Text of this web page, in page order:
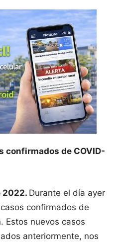
confirmados de COVID-
2022. Durante el día ayer
confirmados de
Estos nuevos casos
anteriormente, nos